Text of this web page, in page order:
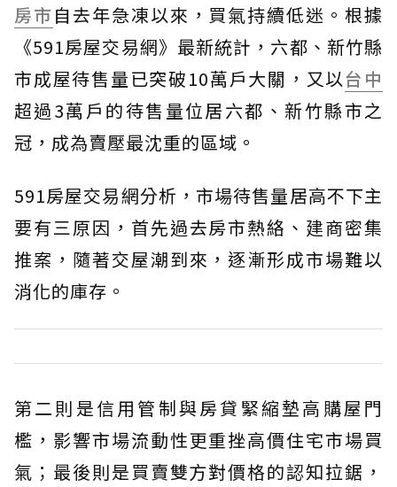
房市 自去年急凍以來，買氣持續低迷。根據
《591房屋交易網》最新統計，六都、新竹縣
市成屋待售量已突破10萬戶大關，又以台中
超過3萬戶的待售量位居六都、新竹縣市之
冠，成為賣壓最沈重的區域。
591房屋交易網分析，市場待售量居高不下主
要有三原因，首先過去房市熱絡、建商密集
推案，隨著交屋潮到來，逐漸形成市場難以
消化的庫存。
第二則是信用管制與房貸緊縮墊高購屋門
檻，影響市場流動性更重挫高價住宅市場買
氣；最後則是買賣雙方對價格的認知拉鋸，